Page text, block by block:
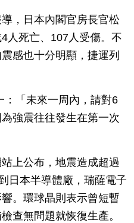
，日本內閣官房長官松
人死亡、107人受傷。不
感也十分明顯，捷運列
：「未來一周內，請對6
強震往往發生在第一次
上公布，地震造成超過
日本半導體廠，瑞薩電子
。環球晶則表示曾短暫
查無問題就恢復生產。